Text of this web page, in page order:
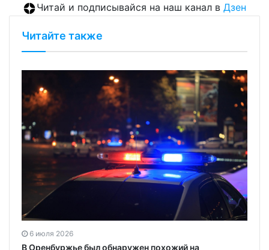
Читай и подписывайся на наш канал в Дзен
Читайте также
6 июля 2026
В Оренбуржье был обнаружен похожий на